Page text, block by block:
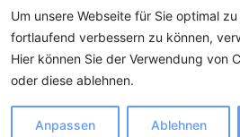
Um unsere Webseite für Sie optimal
fortlaufend verbessern zu können,
Hier können Sie der Verwendung von
oder diese ablehnen.
Anpassen Ablehnen
Frauen in den
Tauern
August 7-